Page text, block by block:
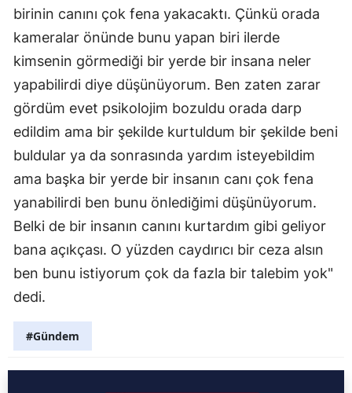
birinin canını çok fena yakacaktı. Çünkü orada
kameralar önünde bunu yapan biri ilerde
kimsenin görmediği bir yerde bir insana neler
yapabilirdi diye düşünüyorum. Ben zaten zarar
gördüm evet psikolojim bozuldu orada darp
edildim ama bir şekilde kurtuldum bir şekilde beni
buldular ya da sonrasında yardım isteyebildim
ama başka bir yerde bir insanın canı çok fena
yanabilirdi ben bunu önlediğimi düşünüyorum.
Belki de bir insanın canını kurtardım gibi geliyor
bana açıkçası. O yüzden caydırıcı bir ceza alsın
ben bunu istiyorum çok da fazla bir talebim yok"
dedi.
#Gündem